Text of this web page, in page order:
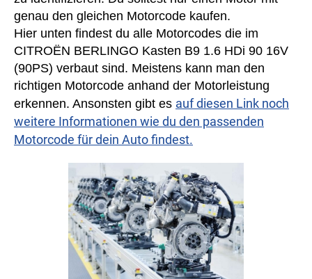
genau den gleichen Motorcode kaufen.
Hier unten findest du alle Motorcodes die im
CITROËN BERLINGO Kasten B9 1.6 HDi 90 16V
(90PS) verbaut sind. Meistens kann man den
richtigen Motorcode anhand der Motorleistung
erkennen. Ansonsten gibt es auf diesen Link noch
weitere Informationen wie du den passenden
Motorcode für dein Auto findest.